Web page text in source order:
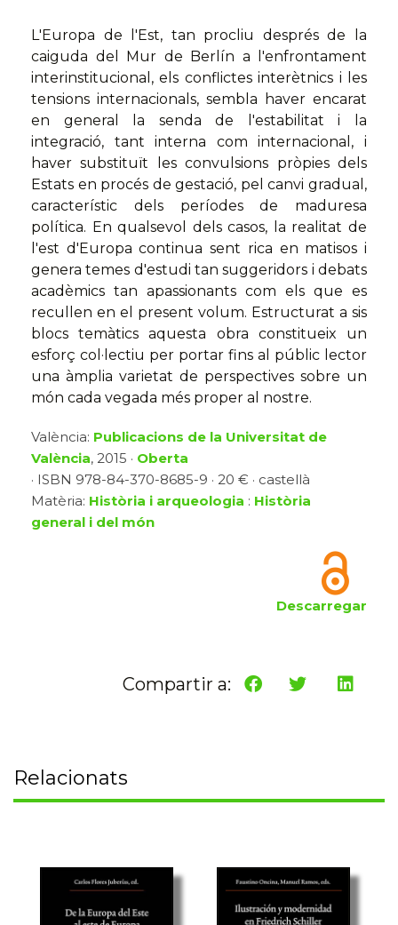
L'Europa de l'Est, tan procliu després de la
caiguda del Mur de Berlín a l'enfrontament
interinstitucional, els conflictes interètnics i les
tensions internacionals, sembla haver encarat
en general la senda de l'estabilitat i la
integració, tant interna com internacional, i
haver substituït les convulsions pròpies dels
Estats en procés de gestació, pel canvi gradual,
característic dels períodes de maduresa
política. En qualsevol dels casos, la realitat de
l'est d'Europa continua sent rica en matisos i
genera temes d'estudi tan suggeridors i debats
acadèmics tan apassionants com els que es
recullen en el present volum. Estructurat a sis
blocs temàtics aquesta obra constitueix un
esforç col·lectiu per portar fins al públic lector
una àmplia varietat de perspectives sobre un
món cada vegada més proper al nostre.
València: Publicacions de la Universitat de
València, 2015 · Oberta
· ISBN 978-84-370-8685-9 · 20 € · castellà
Matèria: Història i arqueologia : Història
general i del món
Descarregar
Compartir a:
Relacionats